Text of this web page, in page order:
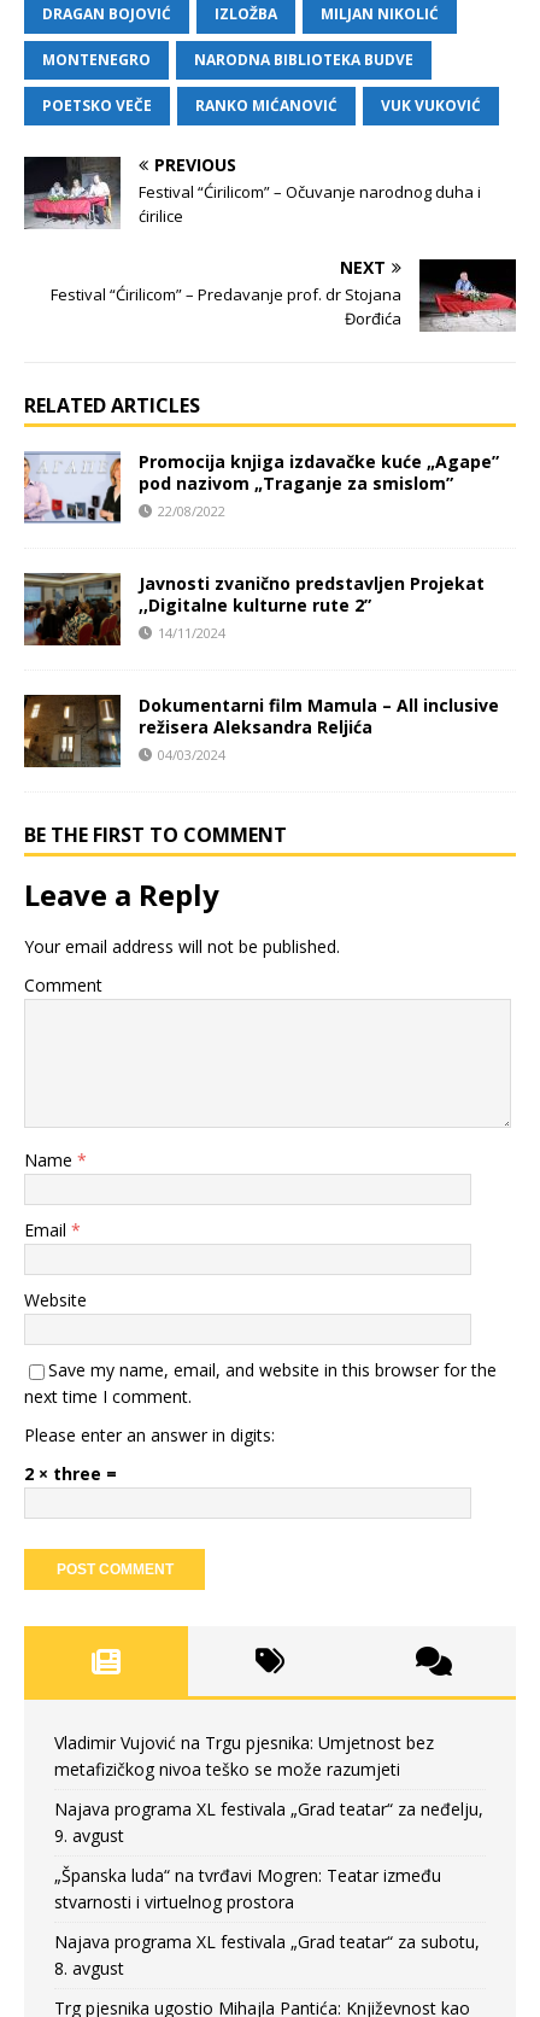
DRAGAN BOJOVIĆ IZLOŽBA MILJAN NIKOLIĆ
MONTENEGRO NARODNA BIBLIOTEKA BUDVE
POETSKO VEČE RANKO MIĆANOVIĆ VUK VUKOVIĆ
PREVIOUS
Festival “Ćirilicom” – Očuvanje narodnog duha i
ćirilice
NEXT
Festival “Ćirilicom” – Predavanje prof. dr Stojana
Đorđića
RELATED ARTICLES
Promocija knjiga izdavačke kuće „Agape”
pod nazivom „Traganje za smislom”
22/08/2022
Javnosti zvanično predstavljen Projekat
,,Digitalne kulturne rute 2”
14/11/2024
Dokumentarni film Mamula – All inclusive
režisera Aleksandra Reljića
04/03/2024
BE THE FIRST TO COMMENT
Leave a Reply
Your email address will not be published.
Comment
Name *
Email *
Website
Save my name, email, and website in this browser for the
next time I comment.
Please enter an answer in digits:
2 × three =
Vladimir Vujović na Trgu pjesnika: Umjetnost bez
metafizičkog nivoa teško se može razumjeti
Najava programa XL festivala „Grad teatar“ za neđelju,
9. avgust
„Španska luda“ na tvrđavi Mogren: Teatar između
stvarnosti i virtuelnog prostora
Najava programa XL festivala „Grad teatar“ za subotu,
8. avgust
Trg pjesnika ugostio Mihajla Pantića: Književnost kao